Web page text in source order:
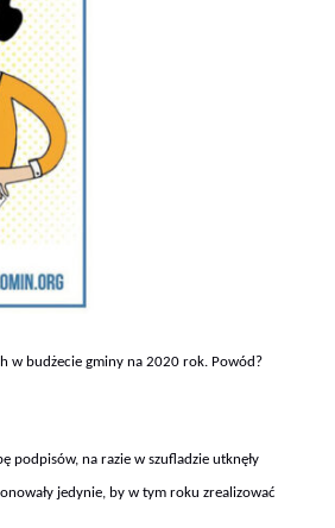
w budżecie gminy na 2020 rok. Powód?
podpisów, na razie w szufladzie utknęły
jedynie, by w tym roku zrealizować